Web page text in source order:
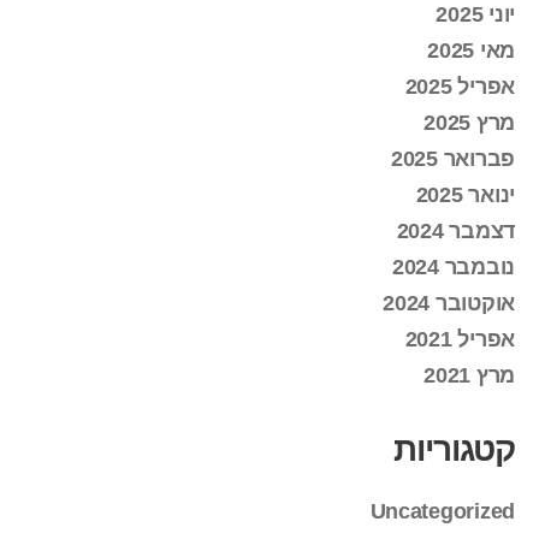
יוני 2025
מאי 2025
אפריל 2025
מרץ 2025
פברואר 2025
ינואר 2025
דצמבר 2024
נובמבר 2024
אוקטובר 2024
אפריל 2021
מרץ 2021
קטגוריות
Uncategorized